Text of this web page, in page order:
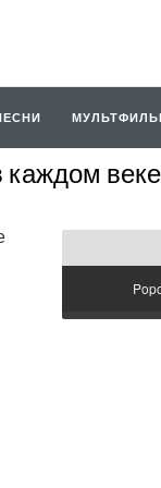
каждом веке